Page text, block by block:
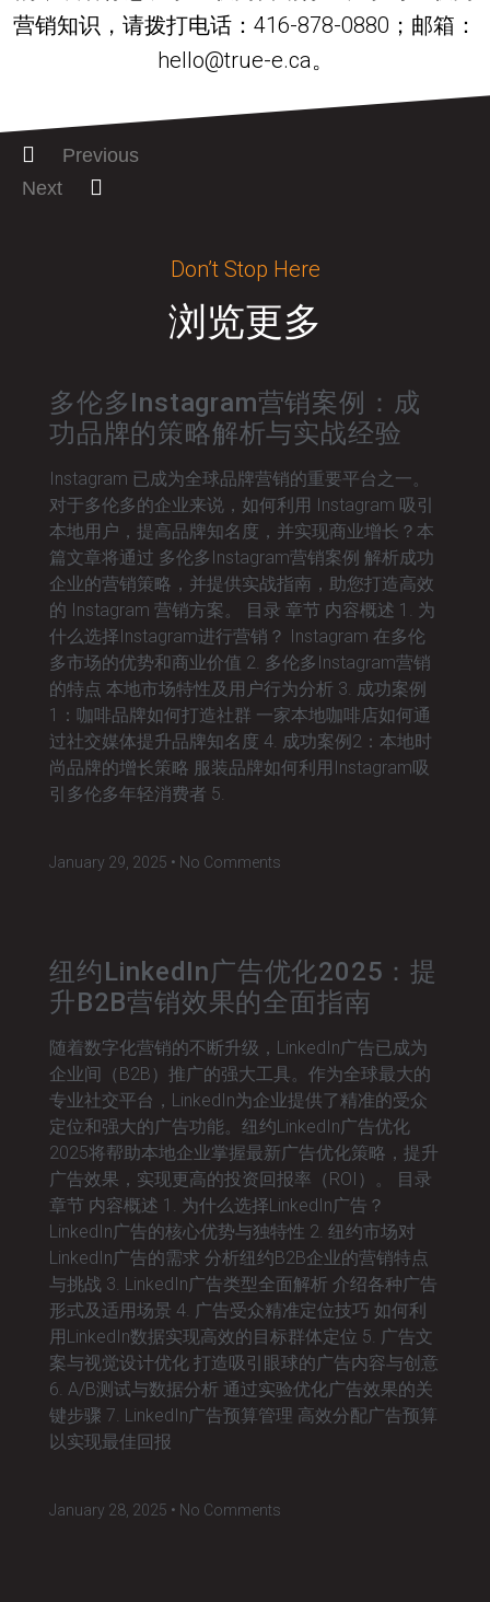
营销知识，请拨打电话：416-878-0880；邮箱：
hello@true-e.ca。
Previous
Next
Don’t Stop Here
浏览更多
多伦多Instagram营销案例：成
功品牌的策略解析与实战经验
Instagram 已成为全球品牌营销的重要平台之一。
对于多伦多的企业来说，如何利用 Instagram 吸引
本地用户，提高品牌知名度，并实现商业增长？本
篇文章将通过 多伦多Instagram营销案例 解析成功
企业的营销策略，并提供实战指南，助您打造高效
的 Instagram 营销方案。 目录 章节 内容概述 1. 为
什么选择Instagram进行营销？ Instagram 在多伦
多市场的优势和商业价值 2. 多伦多Instagram营销
的特点 本地市场特性及用户行为分析 3. 成功案例
1：咖啡品牌如何打造社群 一家本地咖啡店如何通
过社交媒体提升品牌知名度 4. 成功案例2：本地时
尚品牌的增长策略 服装品牌如何利用Instagram吸
引多伦多年轻消费者 5.
January 29, 2025 No Comments
纽约LinkedIn广告优化2025：提
升B2B营销效果的全面指南
随着数字化营销的不断升级，LinkedIn广告已成为
企业间（B2B）推广的强大工具。作为全球最大的
专业社交平台，LinkedIn为企业提供了精准的受众
定位和强大的广告功能。纽约LinkedIn广告优化
2025将帮助本地企业掌握最新广告优化策略，提升
广告效果，实现更高的投资回报率（ROI）。 目录
章节 内容概述 1. 为什么选择LinkedIn广告？
LinkedIn广告的核心优势与独特性 2. 纽约市场对
LinkedIn广告的需求 分析纽约B2B企业的营销特点
与挑战 3. LinkedIn广告类型全面解析 介绍各种广告
形式及适用场景 4. 广告受众精准定位技巧 如何利
用LinkedIn数据实现高效的目标群体定位 5. 广告文
案与视觉设计优化 打造吸引眼球的广告内容与创意
6. A/B测试与数据分析 通过实验优化广告效果的关
键步骤 7. LinkedIn广告预算管理 高效分配广告预算
以实现最佳回报
January 28, 2025 No Comments